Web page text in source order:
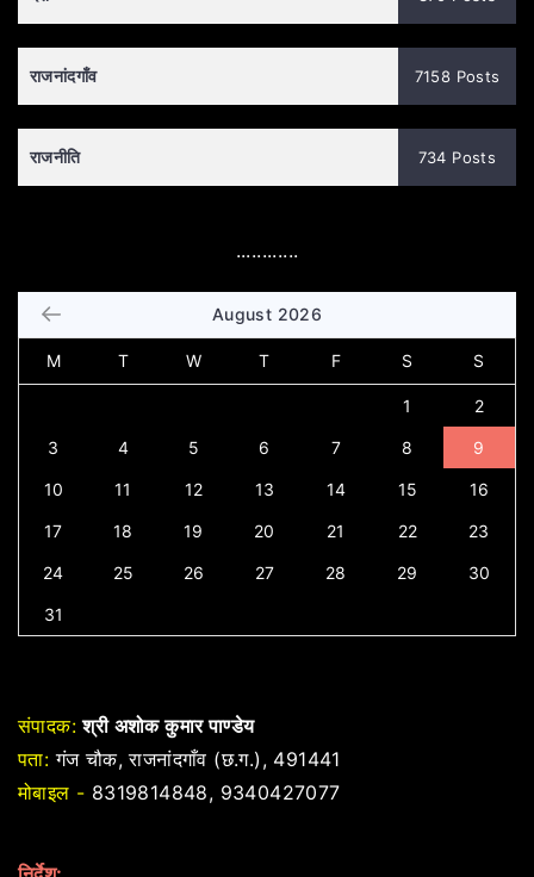
राजनांदगाँव 7158 Posts
राजनीति 734 Posts
............
August 2026
M T W T F S S
1 2
3 4 5 6 7 8 9
10 11 12 13 14 15 16
17 18 19 20 21 22 23
24 25 26 27 28 29 30
31
संपादक: श्री अशोक कुमार पाण्डेय
पता: गंज चौक, राजनांदगाँव (छ.ग.), 491441
मोबाइल - 8319814848, 9340427077